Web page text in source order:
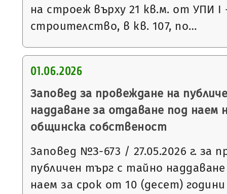
на строеж върху 21 кв.м. от УПИ
строителство, в кв. 107, по…
01.06.2026
Заповед за провеждане на
наддаване за отдаване под наем
общинска собственост
Заповед №З-673 / 27.05.2026 г. за
публичен търг с тайно
наем за срок от 10 (десет)